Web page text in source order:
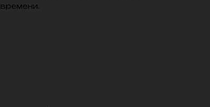
времени.